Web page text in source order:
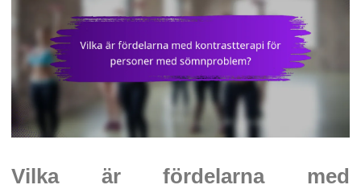
Vilka är fördelarna med